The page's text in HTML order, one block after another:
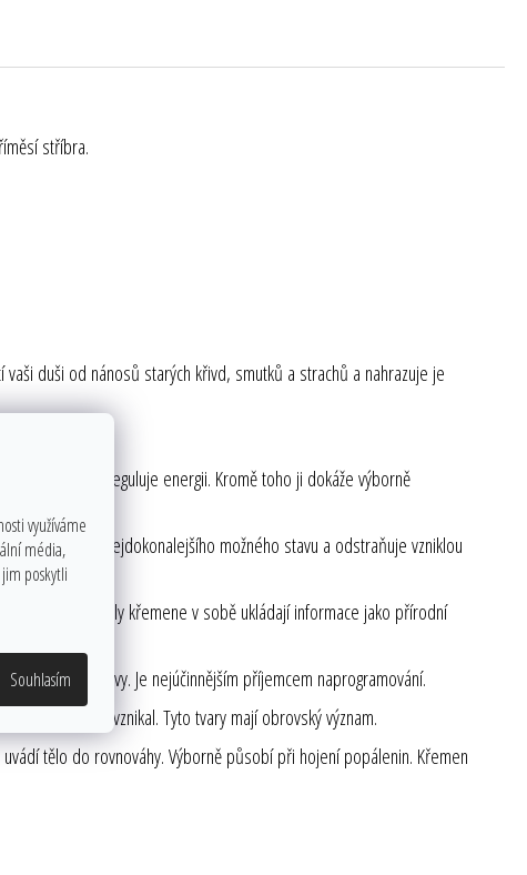
využíváme
média,
poskytli
Souhlasím
stříbra.
duši od nánosů starých křivd, smutků a strachů a nahrazuje je
uvolňuje a reguluje energii. Kromě toho ji dokáže výborně
energii do nejdokonalejšího možného stavu a odstraňuje vzniklou
s myslí.
bytí. Krystaly křemene v sobě ukládají informace jako přírodní
rušivé vlivy. Je nejúčinnějším příjemcem naprogramování.
jak rychle vznikal. Tyto tvary mají obrovský význam.
tělo do rovnováhy. Výborně působí při hojení popálenin. Křemen